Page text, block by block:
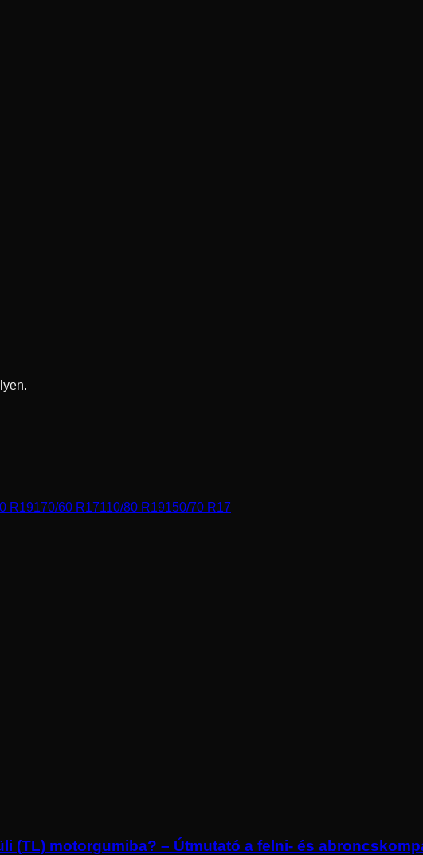
R19170/60 R17110/80 R19150/70 R17
(TL) motorgumiba? – Útmutató a felni- és